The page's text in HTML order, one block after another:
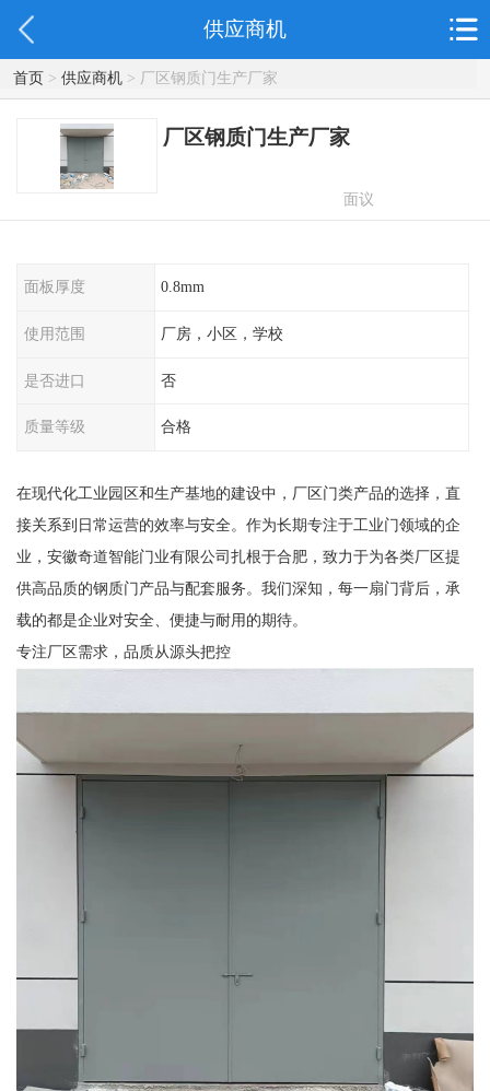
供应商机
首页> 供应商机> 厂区钢质门生产厂家
厂区钢质门生产厂家
面议
面板厚度 0.8mm
使用范围 厂房，小区，学校
是否进口 否
质量等级 合格
在现代化工业园区和生产基地的建设中，厂区门类产品的选择，直
接关系到日常运营的效率与安全。作为长期专注于工业门领域的企
业，安徽奇道智能门业有限公司扎根于合肥，致力于为各类厂区提
供高品质的钢质门产品与配套服务。我们深知，每一扇门背后，承
载的都是企业对安全、便捷与耐用的期待。
专注厂区需求，品质从源头把控